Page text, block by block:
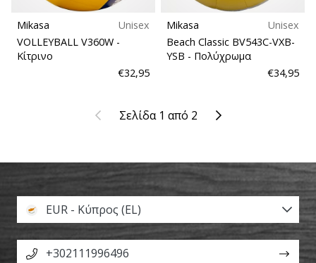
Mikasa
Unisex
VOLLEYBALL V360W -
Κίτρινο
€32,95
Mikasa
Unisex
Beach Classic BV543C-VXB-
YSB - Πολύχρωμα
€34,95
Προηγούμενο
Σελίδα 1 από 2 Επόμενο
EUR - Κύπρος (EL)
+302111996496